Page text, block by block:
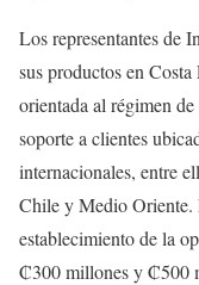
Los representantes de
sus productos en
orientada al régimen
soporte a clientes
internacionales, entre
Chile y Medio Oriente.
establecimiento de la
₡300 millones y ₡500